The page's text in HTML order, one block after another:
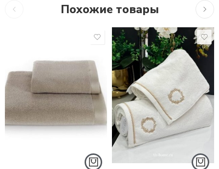
Похожие товары
1,560 – 3,690 ₽ 1,721₽–3,861
50*100 СМ. - 1 ШТ.
85*150 СМ. - 1 ШТ.